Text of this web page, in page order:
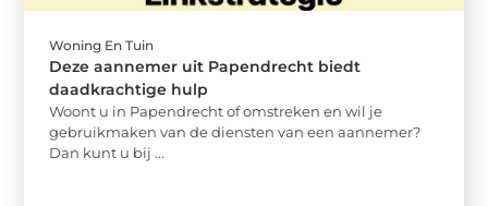
Woning En Tuin
Deze aannemer uit Papendrecht biedt
daadkrachtige hulp
Woont u in Papendrecht of omstreken en wil je
gebruikmaken van de diensten van een aannemer?
Dan kunt u bij ...